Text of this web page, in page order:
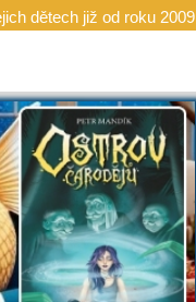
dětech již od roku 2009